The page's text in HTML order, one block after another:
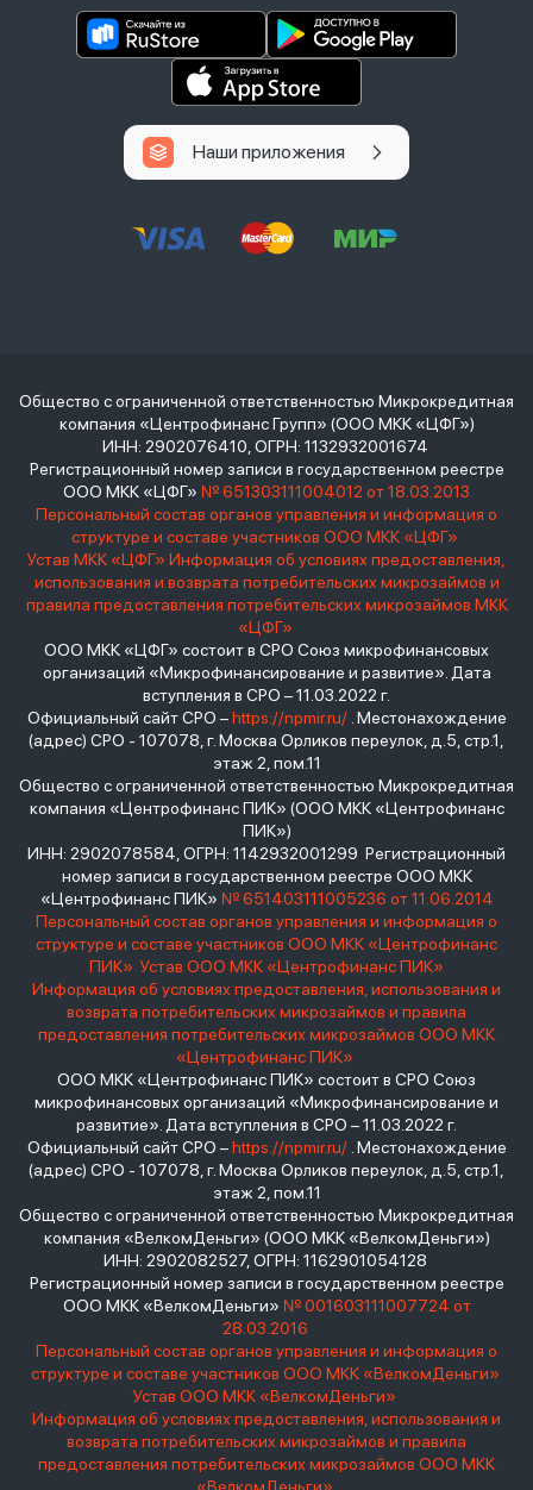
Наши приложения
Общество с ограниченной ответственностью Микрокредитная
компания «Центрофинанс Групп» (ООО МКК «ЦФГ»)
ИНН: 2902076410, ОГРН: 1132932001674
Регистрационный номер записи в государственном реестре
ООО МКК «ЦФГ» № 651303111004012 от 18.03.2013
Персональный состав органов управления и информация о
структуре и составе участников ООО МКК «ЦФГ»
Устав МКК «ЦФГ» Информация об условиях предоставления,
использования и возврата потребительских микрозаймов и
правила предоставления потребительских микрозаймов МКК
«ЦФГ»
ООО МКК «ЦФГ» состоит в СРО Союз микрофинансовых
организаций «Микрофинансирование и развитие». Дата
вступления в СРО – 11.03.2022 г.
Официальный сайт СРО –https://npmir.ru/. Местонахождение
(адрес) СРО - 107078, г. Москва Орликов переулок, д.5, стр.1,
этаж 2, пом.11
Общество с ограниченной ответственностью Микрокредитная
компания «Центрофинанс ПИК» (ООО МКК «Центрофинанс
ПИК»)
ИНН: 2902078584, ОГРН: 1142932001299 Регистрационный
номер записи в государственном реестре ООО МКК
«Центрофинанс ПИК» № 651403111005236 от 11.06.2014
Персональный состав органов управления и информация о
структуре и составе участников ООО МКК «Центрофинанс
ПИК» Устав ООО МКК «Центрофинанс ПИК»
Информация об условиях предоставления, использования и
возврата потребительских микрозаймов и правила
предоставления потребительских микрозаймов ООО МКК
«Центрофинанс ПИК»
ООО МКК «Центрофинанс ПИК» состоит в СРО Союз
микрофинансовых организаций «Микрофинансирование и
развитие». Дата вступления в СРО – 11.03.2022 г.
Официальный сайт СРО –https://npmir.ru/. Местонахождение
(адрес) СРО - 107078, г. Москва Орликов переулок, д.5, стр.1,
этаж 2, пом.11
Общество с ограниченной ответственностью Микрокредитная
компания «ВелкомДеньги» (ООО МКК «ВелкомДеньги»)
ИНН: 2902082527, ОГРН: 1162901054128
Регистрационный номер записи в государственном реестре
ООО МКК «ВелкомДеньги» № 001603111007724 от
28.03.2016
Персональный состав органов управления и информация о
структуре и составе участников ООО МКК «ВелкомДеньги»
Устав ООО МКК «ВелкомДеньги»
Информация об условиях предоставления, использования и
возврата потребительских микрозаймов и правила
предоставления потребительских микрозаймов ООО МКК